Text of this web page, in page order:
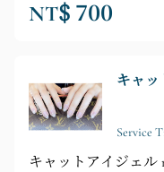
NT$ 700
キャッ
Service
キャットアイジェル